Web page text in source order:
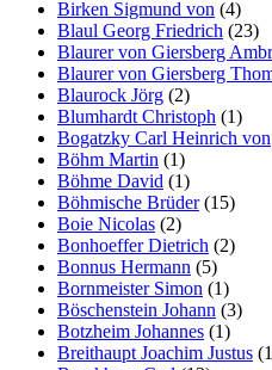
Birken Sigmund von (4)
Blaul Georg Friedrich (23)
Blaurer von Giersberg
Blaurer von Giersberg
Blaurock Jörg (2)
Blumhardt Christoph (1)
Bogatzky Carl Heinrich von
Böhm Martin (1)
Böhme David (1)
Böhmische Brüder(15)
Boie Nicolas (2)
Bonhoeffer Dietrich (2)
Bonnus Hermann (5)
Bornmeister Simon (1)
Böschenstein Johann (3)
Botzheim Johannes (1)
Breithaupt Joachim Justus